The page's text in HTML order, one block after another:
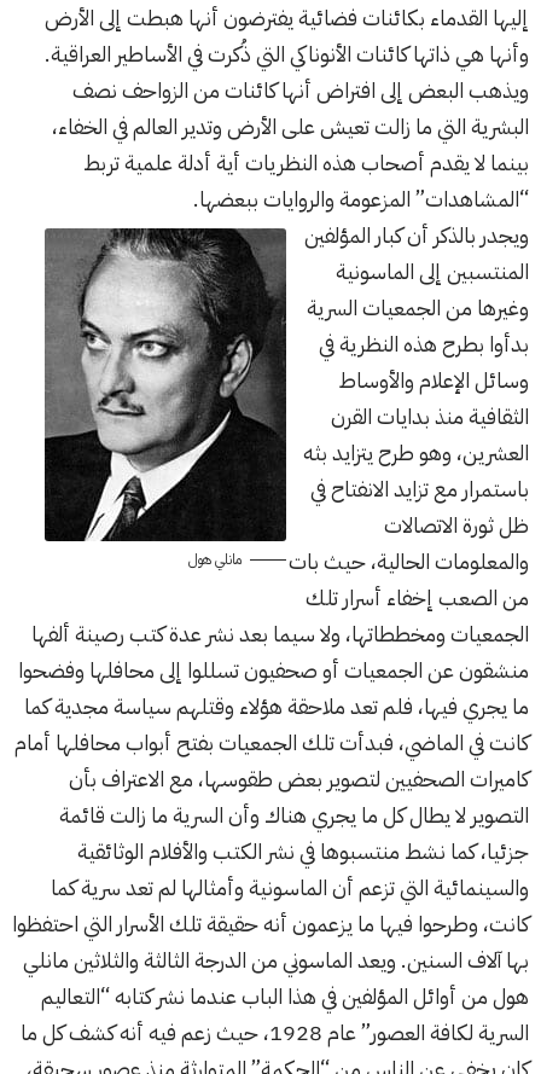
إليها القدماء بكائنات فضائية يفترضون أنها هبطت إلى الأرض
وأنها هي ذاتها كائنات الأنوناكي التي ذُكرت في الأساطير العراقية.
ويذهب البعض إلى افتراض أنها كائنات من الزواحف نصف
البشرية التي ما زالت تعيش على الأرض وتدير العالم في الخفاء،
بينما لا يقدم أصحاب هذه النظريات أية أدلة علمية تربط
“المشاهدات” المزعومة والروايات ببعضها.
مانلي هول
ويجدر بالذكر أن كبار المؤلفين
المنتسبين إلى الماسونية
وغيرها من الجمعيات السرية
بدأوا بطرح هذه النظرية في
وسائل الإعلام والأوساط
الثقافية منذ بدايات القرن
العشرين، وهو طرح يتزايد بثه
باستمرار مع تزايد الانفتاح في
ظل ثورة الاتصالات
والمعلومات الحالية، حيث بات
من الصعب إخفاء أسرار تلك
الجمعيات ومخططاتها، ولا سيما بعد نشر عدة كتب رصينة ألفها
منشقون عن الجمعيات أو صحفيون تسللوا إلى محافلها وفضحوا
ما يجري فيها، فلم تعد ملاحقة هؤلاء وقتلهم سياسة مجدية كما
كانت في الماضي، فبدأت تلك الجمعيات بفتح أبواب محافلها أمام
كاميرات الصحفيين لتصوير بعض طقوسها، مع الاعتراف بأن
التصوير لا يطال كل ما يجري هناك وأن السرية ما زالت قائمة
جزئيا، كما نشط منتسبوها في نشر الكتب والأفلام الوثائقية
والسينمائية التي تزعم أن الماسونية وأمثالها لم تعد سرية كما
كانت، وطرحوا فيها ما يزعمون أنه حقيقة تلك الأسرار التي احتفظوا
بها آلاف السنين. ويعد الماسوني من الدرجة الثالثة والثلاثين مانلي
هول من أوائل المؤلفين في هذا الباب عندما نشر كتابه “التعاليم
السرية لكافة العصور” عام 1928، حيث زعم فيه أنه كشف كل ما